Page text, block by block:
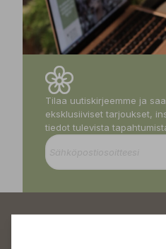
Tilaa uutiskirjeemme ja
eksklusiiviset tarjoukset,
tiedot tulevista